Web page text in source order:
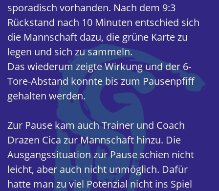
sporadisch vorhanden. Nach dem 9:3
Rückstand nach 10 Minuten entschied sich
die Mannschaft dazu, die grüne Karte zu
legen und sich zu sammeln.
Das wiederum zeigte Wirkung und der 6-
Tore-Abstand konnte bis zum Pausenpfiff
gehalten werden.
Zur Pause kam auch Trainer und Coach
Drazen Cica zur Mannschaft hinzu. Die
Ausgangssituation zur Pause schien nicht
leicht, aber auch nicht unmöglich. Dafür
hatte man zu viel Potenzial nicht ins Spiel